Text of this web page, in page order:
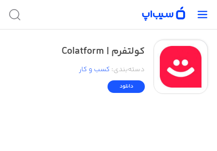
کولتفرم | Colatform
دسته‌بندی: کسب‌ و ‌کار
دانلود